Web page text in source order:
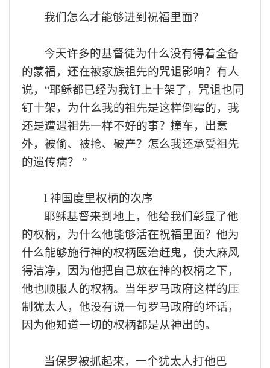
我们怎么才能够进到祝福里面？
今天许多的基督徒为什么没有得着全备
的蒙福，还在被家族祖先的咒诅影响？有人
说， “耶稣都已经为我钉 上十架了， 咒诅也同
钉十架，为什么我的祖先是这样倒霉的，我
还是遭遇祖先一样不好的事？ 撞车，出意
外，被偷、 被抢、破产？怎么我还承受祖先
的遗传病？
”
l神国度里权柄的次序
耶稣基督来到地上，他给我们彰显了他
的权柄，为什么他能够活在祝福里面？他为
什么能够施行神的权柄医治赶鬼，使大麻风
得洁净，因为他把自己放在神的权柄之下，
他也顺服人的权柄。 当年罗马政府这样的压
制犹太人，他没有说一句罗马政府的坏话，
因为他知道一切的权柄都是从神出的。
当保罗被抓起来，一个犹太人打他巴